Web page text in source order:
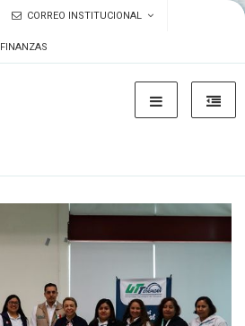
CORREO INSTITUCIONAL
FINANZAS